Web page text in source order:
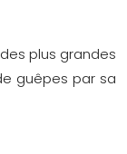
plus grandes
guêpes par sa